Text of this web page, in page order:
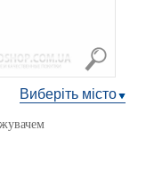
Виберіть місто